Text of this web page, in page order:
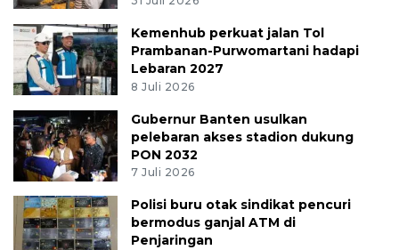
Kemenhub perkuat jalan Tol
Prambanan-Purwomartani hadapi
Lebaran 2027
8 Juli 2026
Gubernur Banten usulkan
pelebaran akses stadion dukung
PON 2032
7 Juli 2026
Polisi buru otak sindikat pencuri
bermodus ganjal ATM di
Penjaringan